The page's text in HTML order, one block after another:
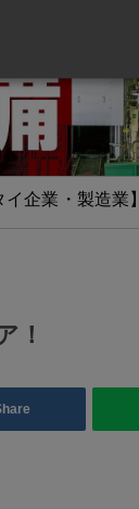
企業・製造業】
！